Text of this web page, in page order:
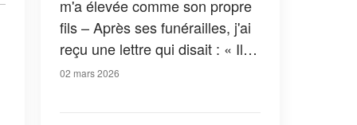
m'a élevée comme son propre
fils – Après ses funérailles, j'ai
reçu une lettre qui disait : « Il
n'était pas celui qu'il prétendait
02 mars 2026